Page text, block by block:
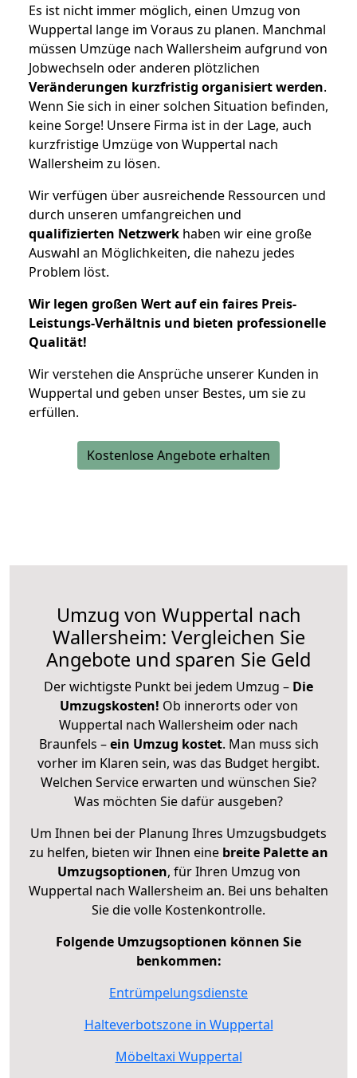
Es ist nicht immer möglich, einen Umzug von
Wuppertal lange im Voraus zu planen. Manchmal
müssen Umzüge nach Wallersheim aufgrund von
Jobwechseln oder anderen plötzlichen
Veränderungen kurzfristig organisiert werden.
Wenn Sie sich in einer solchen Situation befinden,
keine Sorge! Unsere Firma ist in der Lage, auch
kurzfristige Umzüge von Wuppertal nach
Wallersheim zu lösen.
Wir verfügen über ausreichende Ressourcen und
durch unseren umfangreichen und
qualifizierten Netzwerk haben wir eine große
Auswahl an Möglichkeiten, die nahezu jedes
Problem löst.
Wir legen großen Wert auf ein faires Preis-
Leistungs-Verhältnis und bieten professionelle
Qualität!
Wir verstehen die Ansprüche unserer Kunden in
Wuppertal und geben unser Bestes, um sie zu
erfüllen.
Kostenlose Angebote erhalten
Umzug von Wuppertal nach
Wallersheim: Vergleichen Sie
Angebote und sparen Sie Geld
Der wichtigste Punkt bei jedem Umzug – Die
Umzugskosten! Ob innerorts oder von
Wuppertal nach Wallersheim oder nach
Braunfels –ein Umzug kostet. Man muss sich
vorher im Klaren sein, was das Budget hergibt.
Welchen Service erwarten und wünschen Sie?
Was möchten Sie dafür ausgeben?
Um Ihnen bei der Planung Ihres Umzugsbudgets
zu helfen, bieten wir Ihnen eine breite Palette an
Umzugsoptionen, für Ihren Umzug von
Wuppertal nach Wallersheim an. Bei uns behalten
Sie die volle Kostenkontrolle.
Folgende Umzugsoptionen können Sie
benkommen:
Entrümpelungsdienste
Halteverbotszone in Wuppertal
Möbeltaxi Wuppertal